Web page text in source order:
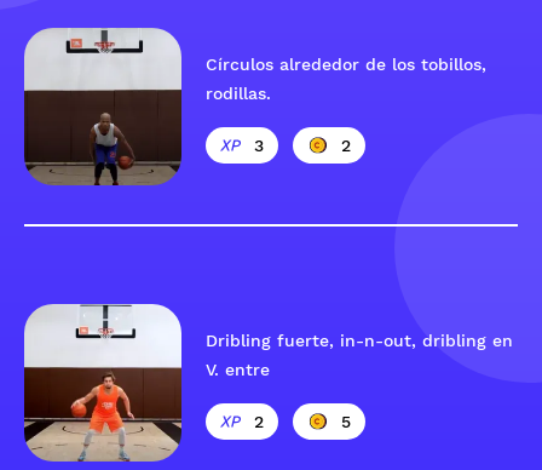
Círculos alrededor de los tobillos,
rodillas.
3 2
Dribling fuerte, in-n-out, dribling en
V. entre
2 5